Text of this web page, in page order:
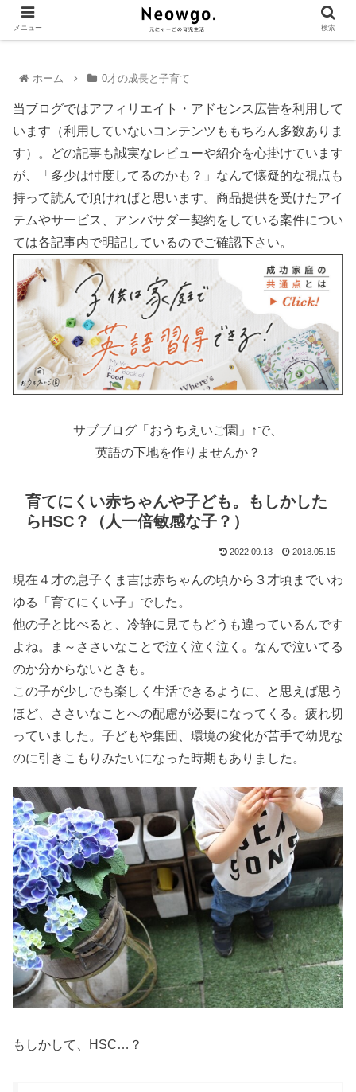
ホーム 0才の成長と子育て
当ブログではアフィリエイト・アドセンス広告を利用して
います（利用していないコンテンツももちろん多数ありま
す）。どの記事も誠実なレビューや紹介を心掛けています
が、「多少は忖度してるのかも？」なんて懐疑的な視点も
持って読んで頂ければと思います。商品提供を受けたアイ
テムやサービス、アンバサダー契約をしている案件につい
ては各記事内で明記しているのでご確認下さい。
サブブログ「おうちえいご園」↑で、
英語の下地を作りませんか？
育てにくい赤ちゃんや子ども。もしかした
らHSC？（人一倍敏感な子？）
2022.09.13 2018.05.15
現在４才の息子くま吉は赤ちゃんの頃から３才頃までいわ
ゆる「育てにくい子」でした。
他の子と比べると、冷静に見てもどうも違っているんです
よね。ま～ささいなことで泣く泣く泣く。なんで泣いてる
のか分からないときも。
この子が少しでも楽しく生活できるように、と思えば思う
ほど、ささいなことへの配慮が必要になってくる。疲れ切
っていました。子どもや集団、環境の変化が苦手で幼児な
のに引きこもりみたいになった時期もありました。
もしかして、HSC…？
メニュー 検索